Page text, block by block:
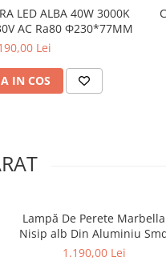
LED ALBA 40W 3000K
AC Ra80 Φ230*77MM
Lei
IN COS
Lampă De Perete Marbella
Nisip alb Din Aluminiu
11w Dimmable 2700k 715lm
1.190,00 Lei